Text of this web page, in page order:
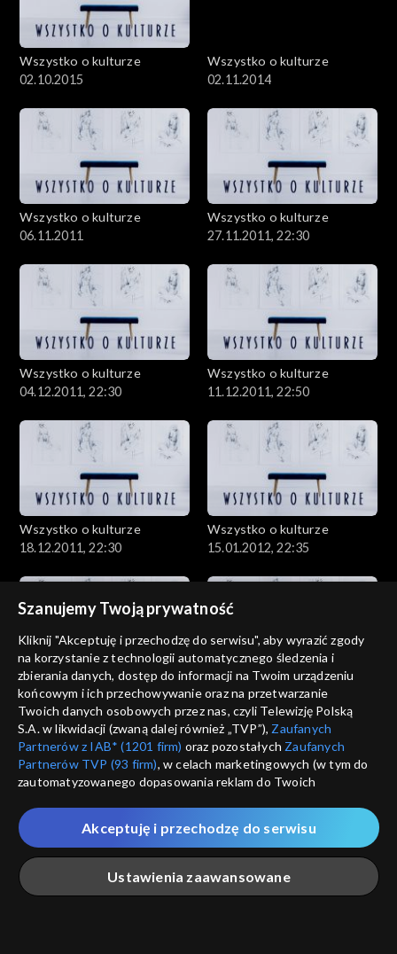
Wszystko o kulturze
02.10.2015
Wszystko o kulturze
02.11.2014
Wszystko o kulturze
06.11.2011
Wszystko o kulturze
27.11.2011, 22:30
Wszystko o kulturze
04.12.2011, 22:30
Wszystko o kulturze
11.12.2011, 22:50
Wszystko o kulturze
18.12.2011, 22:30
Wszystko o kulturze
15.01.2012, 22:35
Wszystko o kulturze
22.01.2012, 22:30
Wszystko o kulturze
29.01.2012, 22:35
Wszystko o kulturze
05.02.2012, 22:30
Wszystko o kulturze
12.02.2012, 22:30
Szanujemy Twoją prywatność
Kliknij "Akceptuję i przechodzę do serwisu", aby wyrazić zgody
na korzystanie z technologii automatycznego śledzenia i
zbierania danych, dostęp do informacji na Twoim urządzeniu
końcowym i ich przechowywanie oraz na przetwarzanie
Twoich danych osobowych przez nas, czyli Telewizję Polską
S.A. w likwidacji (zwaną dalej również „TVP”), Zaufanych
Partnerów z IAB* (1201 firm) oraz pozostałych Zaufanych
Partnerów TVP (93 firm), w celach marketingowych (w tym do
zautomatyzowanego dopasowania reklam do Twoich
które wskazujemy poniżej, a także zgody na udostępnianie
przez nas identyfikatora PPID do Google.
Twoje dane osobowe zbierane podczas odwiedzania przez
Ciebie naszych
poszczególnych serwisówzwanych dalej
„Portalem”, w tym informacje zapisywane za pomocą
Ustawienia zaawansowane
Akceptuję i przechodzę do serwisu